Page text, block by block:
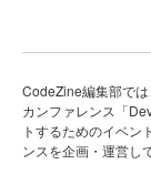
CodeZine編集部で
カンファレンス「
トするためのイベ
ンスを企画・運営し